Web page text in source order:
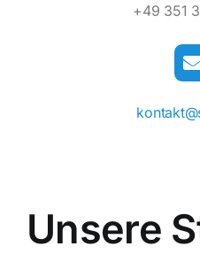
+49 351
Unsere